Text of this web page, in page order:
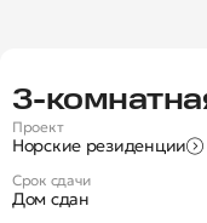
Новая 3-
Проект
Норские резиденции
Срок сдачи
Дом сдан